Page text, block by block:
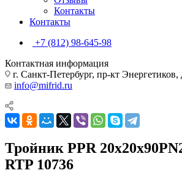
Контакты
Контакты
+7 (812) 98-645-98
Контактная информация
г. Санкт-Петербург, пр-кт
info@mifrid.ru
Тройник PPR
RTP 10736